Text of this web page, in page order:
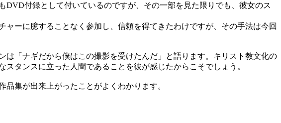
付録として付いているのですが、その一部を見た限りでも、彼女のス
ーに臆することなく参加し、信頼を得てきたわけですが、その手法は今回
「ナギだから僕はこの撮影を受けたんだ」と語ります。キリスト教文化の
タンスに立った人間であることを彼が感じたからこそでしょう。
集が出来上がったことがよくわかります。